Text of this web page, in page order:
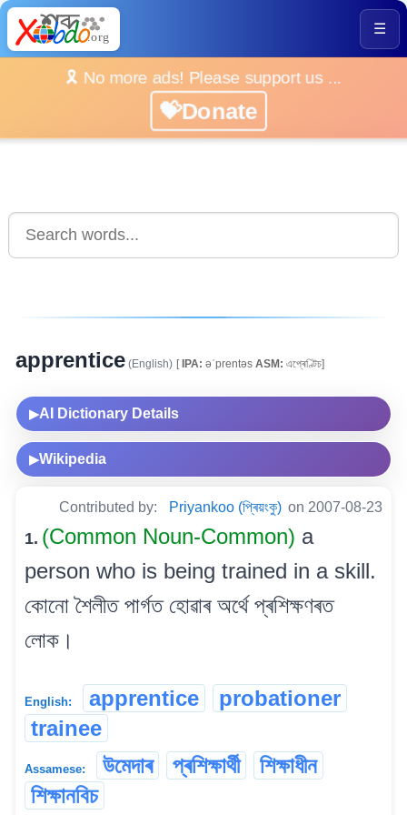
☰
🎗️ No more ads! Please support us ...
💝Donate
apprentice (English) [IPA: əˈprentəs ASM: এপ্ৰেণ্টিচ]
▶AI Dictionary Details
▶Wikipedia
Contributed by: Priyankoo (প্ৰিয়ংকু) on 2007-08-23
1. (Common Noun-Common) a
person who is being trained in a skill.
কোনো শৈলীত পাৰ্গত হোৱাৰ অৰ্থে প্ৰশিক্ষণৰত
লোক।
English: apprentice
probationer
trainee
Assamese: উমেদাৰ প্ৰশিক্ষাৰ্থী
শিক্ষাধীন
শিক্ষানবিচ